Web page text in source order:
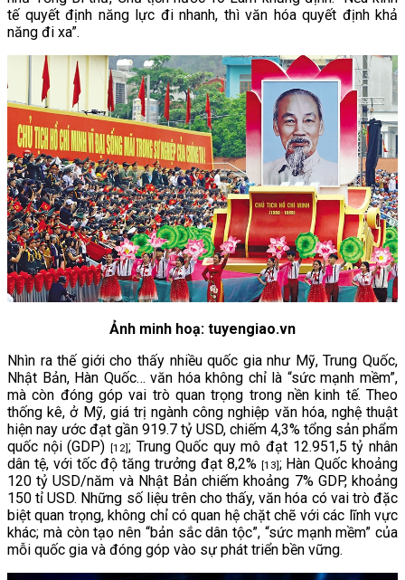
tế quyết định năng lực đi nhanh, thì văn hóa quyết định khả
năng đi xa”.
Ảnh minh hoạ: tuyengiao.vn
Nhìn ra thế giới cho thấy nhiều quốc gia như Mỹ, Trung Quốc,
Nhật Bản, Hàn Quốc… văn hóa không chỉ là “sức mạnh mềm”,
mà còn đóng góp vai trò quan trọng trong nền kinh tế. Theo
thống kê, ở Mỹ, giá trị ngành công nghiệp văn hóa, nghệ thuật
hiện nay ước đạt gần 919.7 tỷ USD, chiếm 4,3% tổng sản phẩm
quốc nội (GDP) [12]; Trung Quốc quy mô đạt 12.951,5 tỷ nhân
dân tệ, với tốc độ tăng trưởng đạt 8,2% [13]; Hàn Quốc khoảng
120 tỷ USD/năm và Nhật Bản chiếm khoảng 7% GDP, khoảng
150 tỉ USD. Những số liệu trên cho thấy, văn hóa có vai trò đặc
biệt quan trọng, không chỉ có quan hệ chặt chẽ với các lĩnh vực
khác; mà còn tạo nên “bản sắc dân tộc”, “sức mạnh mềm” của
mỗi quốc gia và đóng góp vào sự phát triển bền vững.